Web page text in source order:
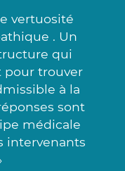
vertuosité
. Un
qui
trouver
à la
sont
médicale
intervenants